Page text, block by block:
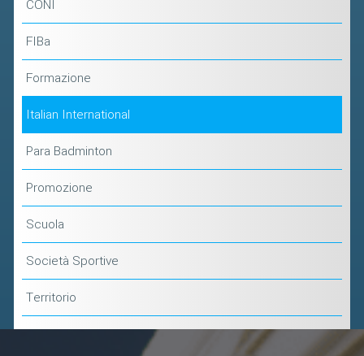
CONI
FIBa
Formazione
Italian International
Para Badminton
Promozione
Scuola
Società Sportive
Territorio